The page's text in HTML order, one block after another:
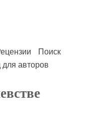
Поиск
для авторов